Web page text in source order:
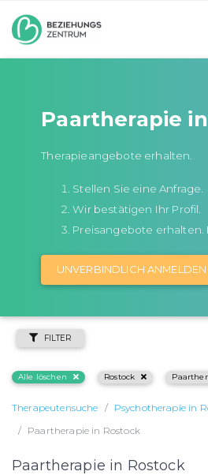
Paartherapie
Therapieangebote erhalten.
Stellen Sie eine Anfrage.
Wir bestätigen Ihr Profil.
Preisangebote erhalten.
UNVERBINDLICH ANMELDEN
FILTER
Alle löschen Rostock
Therapeutensuche
Psychotherapie in
Paartherapie in Rostock
Paartherapie in Rostock